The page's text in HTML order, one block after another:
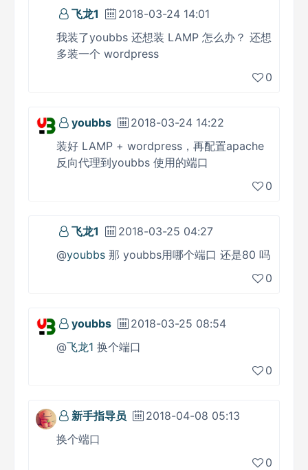
飞龙1
2018-03-24 14:01
我装了youbbs 还想装 LAMP 怎么办？ 还想
多装一个 wordpress
0
youbbs
2018-03-24 14:22
装好 LAMP + wordpress，再配置apache
反向代理到youbbs 使用的端口
0
飞龙1
2018-03-25 04:27
@youbbs 那 youbbs用哪个端口 还是80 吗
0
youbbs
2018-03-25 08:54
@飞龙1 换个端口
0
新手指导员
2018-04-08 05:13
换个端口
0